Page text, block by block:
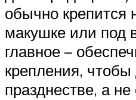
обычно крепится
макушке или под
главное –
крепления,
празднестве, а не